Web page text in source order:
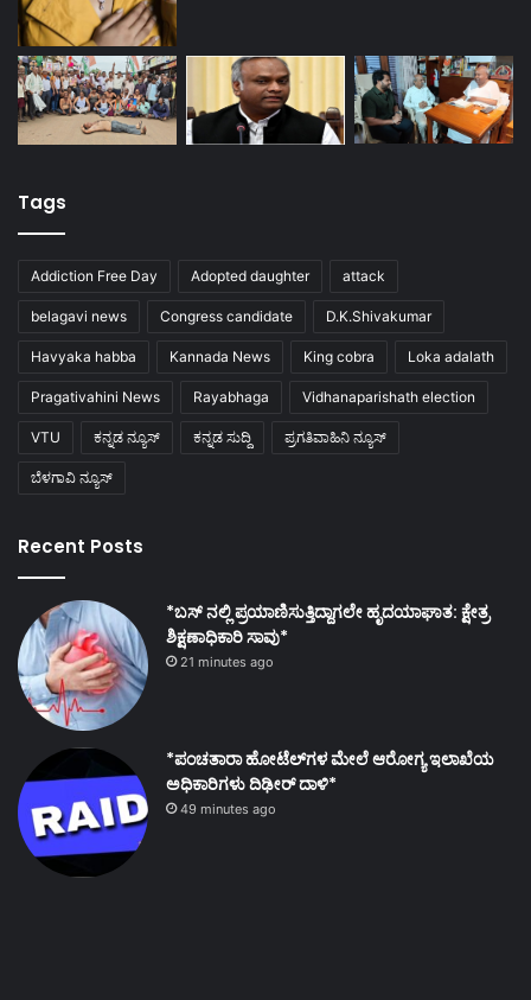
Tags
Addiction Free Day Adopted daughter attack
belagavi news Congress candidate D.K.Shivakumar
Havyaka habba Kannada News King cobra Loka adalath
Pragativahini News Rayabhaga Vidhanaparishath election
VTU ಕನ್ನಡ ನ್ಯೂಸ್ ಕನ್ನಡ ಸುದ್ದಿ ಪ್ರಗತಿವಾಹಿನಿ ನ್ಯೂಸ್
ಬೆಳಗಾವಿ ನ್ಯೂಸ್
Recent Posts
*ಬಸ್ ನಲ್ಲಿ ಪ್ರಯಾಣಿಸುತ್ತಿದ್ದಾಗಲೇ ಹೃದಯಾಘಾತ: ಕ್ಷೇತ್ರ
ಶಿಕ್ಷಣಾಧಿಕಾರಿ ಸಾವು*
21 minutes ago
*ಪಂಚತಾರಾ ಹೋಟೆಲ್‌ಗಳ ಮೇಲೆ ಆರೋಗ್ಯ ಇಲಾಖೆಯ
ಅಧಿಕಾರಿಗಳು ದಿಢೀರ್ ದಾಳಿ*
49 minutes ago